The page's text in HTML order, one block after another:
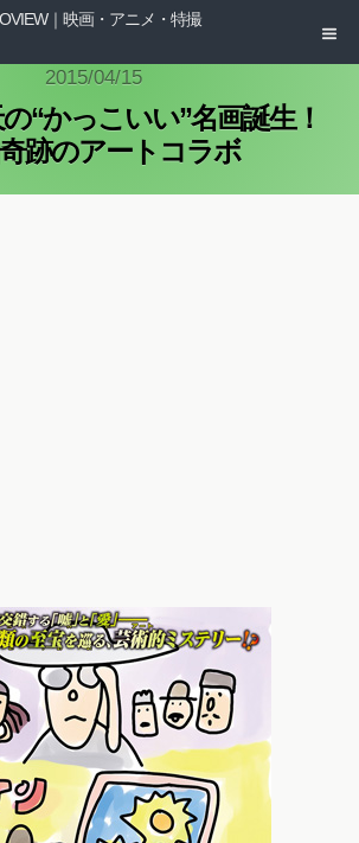
｜映画・アニメ・特撮
2015/04/15
“かっこいい”名画誕生！
跡のアートコラボ